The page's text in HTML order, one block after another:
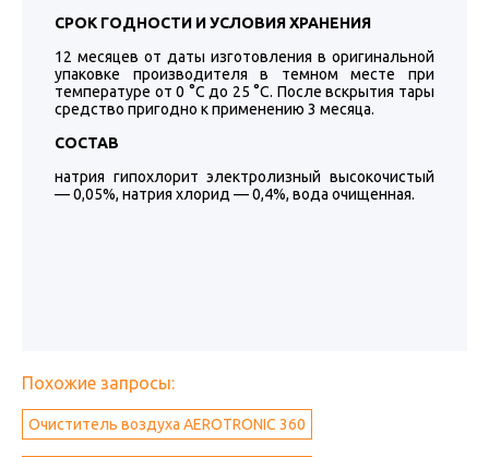
СРОК ГОДНОСТИ И УСЛОВИЯ ХРАНЕНИЯ
12 месяцев от даты изготовления в оригинальной
упаковке производителя в темном месте при
температуре от 0 °С до 25 °С. После вскрытия тары
средство пригодно к применению 3 месяца.
СОСТАВ
натрия гипохлорит электролизный высокочистый
— 0,05%, натрия хлорид — 0,4%, вода очищенная.
Похожие запросы:
Очиститель воздуха AEROTRONIC 360